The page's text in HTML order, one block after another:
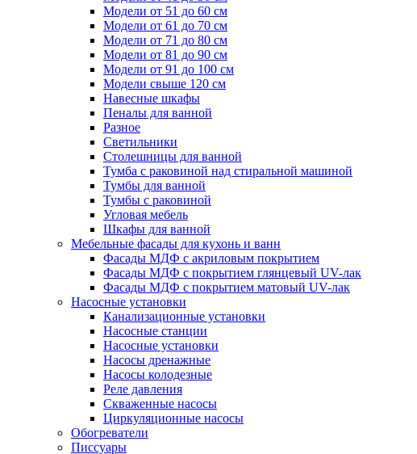
Модели от 51 до 60 см
Модели от 61 до 70 см
Модели от 71 до 80 см
Модели от 81 до 90 см
Модели от 91 до 100 см
Модели свыше 120 см
Навесные шкафы
Пеналы для ванной
Разное
Светильники
Столешницы для ванной
Тумба с раковиной над стиральной машиной
Тумбы для ванной
Тумбы с раковиной
Угловая мебель
Шкафы для ванной
Мебельные фасады для кухонь и ванн
Фасады МДФ c акриловым покрытием
Фасады МДФ с покрытием глянцевый UV-лак
Фасады МДФ с покрытием матовый UV-лак
Насосные установки
Канализационные установки
Насосные станции
Насосные установки
Насосы дренажные
Насосы колодезные
Реле давления
Скваженные насосы
Циркуляционные насосы
Обогреватели
Писсуары